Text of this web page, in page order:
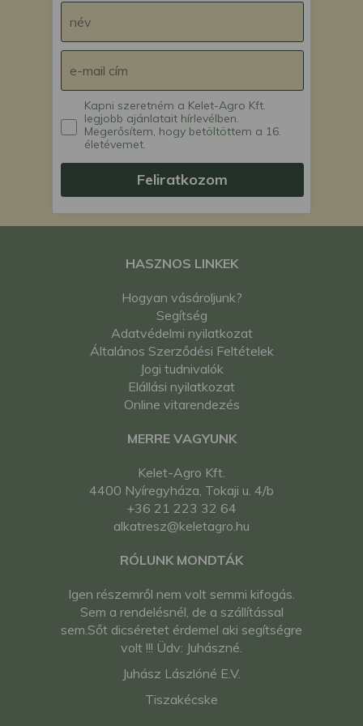
Kapni szeretném a Kelet-Agro Kft.
legjobb ajánlatait hírlevélben.
Megerősítem, hogy betöltöttem a 16.
életévemet.
Feliratkozom
HASZNOS LINKEK
Hogyan vásároljunk?
Segítség
Adatvédelmi nyilatkozat
Általános Szerződési Feltételek
Jogi tudnivalók
Elállási nyilatkozat
Online vitarendezés
MERRE VAGYUNK
Kelet-Agro Kft.
4400 Nyíregyháza, Tokaji u. 4/b
+36 21 223 32 64
alkatresz@keletagro.hu
RÓLUNK MONDTÁK
Igen részemről nem volt semmi kifogás.
Sem a rendelésnél, de a szállítással
sem.Sőt dicséretet érdemel aki segítségre
volt !!! Üdv: Juhászné.
Juhász Lászlóné E.V.
Tiszakécske